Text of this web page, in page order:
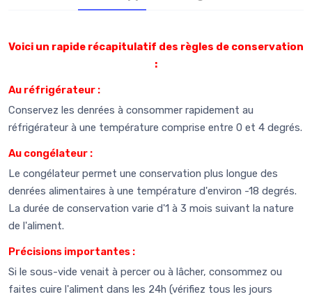
Voici un rapide récapitulatif des règles de conservation
:
Au réfrigérateur :
Conservez les denrées à consommer rapidement au
réfrigérateur à une température comprise entre 0 et 4 degrés.
Au congélateur :
Le congélateur permet une conservation plus longue des
denrées alimentaires à une température d'environ -18 degrés.
La durée de conservation varie d'1 à 3 mois suivant la nature
de l'aliment.
Précisions importantes :
Si le sous-vide venait à percer ou à lâcher, consommez ou
faites cuire l'aliment dans les 24h (vérifiez tous les jours